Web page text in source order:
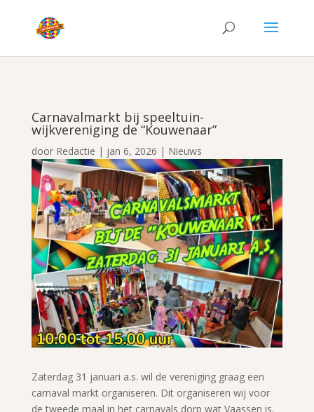
Carnavalmarkt bij speeltuin-
wijkvereniging de “Kouwenaar”
door Redactie | jan 6, 2026 | Nieuws
Zaterdag 31 januari a.s. wil de vereniging graag een
carnaval markt organiseren. Dit organiseren wij voor
de tweede maal in het carnavals dorp wat Vaassen is.